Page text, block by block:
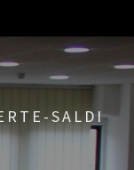
SALDI